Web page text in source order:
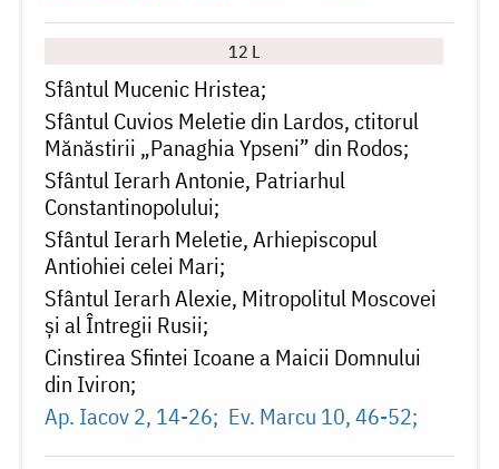
12 L
Sfântul Mucenic Hristea
Sfântul Cuvios Meletie din Lardos, ctitorul
Mănăstirii „Panaghia Ypseni” din Rodos
Sfântul Ierarh Antonie, Patriarhul
Constantinopolului
Sfântul Ierarh Meletie, Arhiepiscopul
Antiohiei celei Mari
Sfântul Ierarh Alexie, Mitropolitul Moscovei
și al Întregii Rusii
Cinstirea Sfintei Icoane a Maicii Domnului
din Iviron
Ap. Iacov 2, 14-26 Ev. Marcu 10, 46-52